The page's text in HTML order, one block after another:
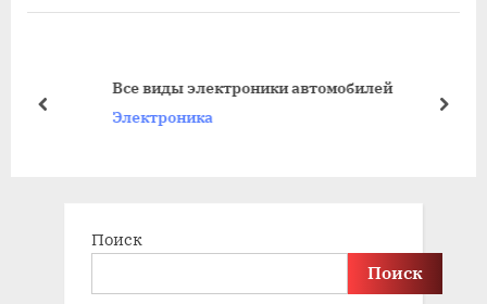
o
P
P
Все виды электроники автомобилей
Электроника
prev next
Поиск
Поиск